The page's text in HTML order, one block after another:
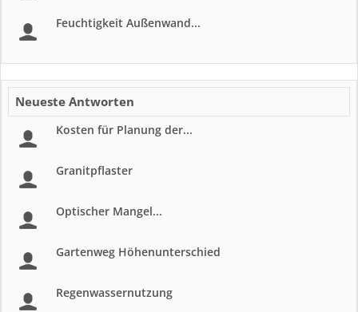
Feuchtigkeit Außenwand...
Neueste Antworten
Kosten für Planung der...
Granitpflaster
Optischer Mangel...
Gartenweg Höhenunterschied
Regenwassernutzung